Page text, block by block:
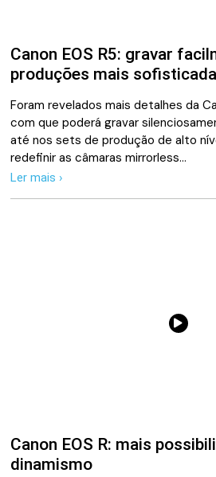
Canon EOS R5: gravar
produções mais
Foram revelados mais detalhes da
com que poderá gravar
até nos sets de produção de alto
redefinir as câmaras mirrorless…
Ler mais ›
Canon EOS R: mais
dinamismo